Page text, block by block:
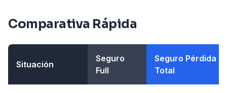
Comparativa Rápida
Situación
Seguro
Full
Seguro Pérdida
Total